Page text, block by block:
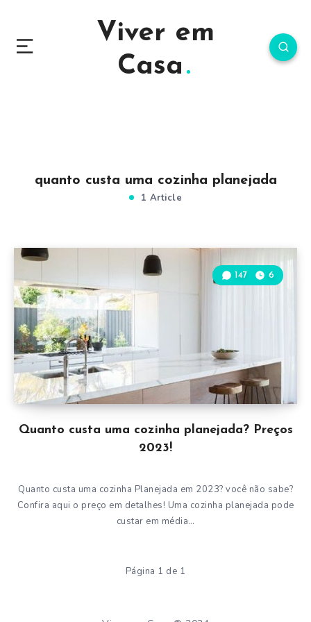
Viver em
Casa
quanto custa uma cozinha planejada
1 Article
Quanto custa uma cozinha planejada? Preços
2023!
147 6
Quanto custa uma cozinha Planejada em 2023? você não sabe?
Confira aqui o preço em detalhes! Uma cozinha planejada pode
custar em média…
Página 1 de 1